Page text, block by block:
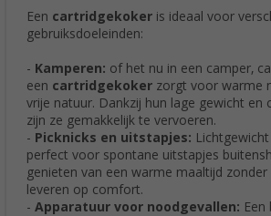
Een cartridgekoker is ideaal voor
gebruiksdoeleinden:
- Kamperen: of het nu in een camper,
een cartridgekoker zorgt voor warme
vrije natuur. Dankzij hun lage gewicht
zijn ze gemakkelijk te vervoeren.
- Picknicks en uitstapjes:
perfect voor spontane uitstapjes
genieten van een warme maaltijd
leveren op comfort.
- Apparatuur voor noodgevallen: